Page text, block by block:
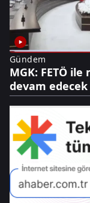
Gündem
MGK: FETÖ ile
devam edecek